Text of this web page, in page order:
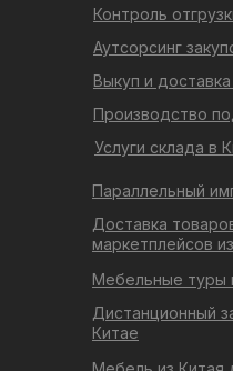
Дистанционный
Китае
Мебельные туры
Доставка
маркетплейсов
Параллельный
Услуги склада в
Производство
Выкуп и
Аутсорсинг
Контроль